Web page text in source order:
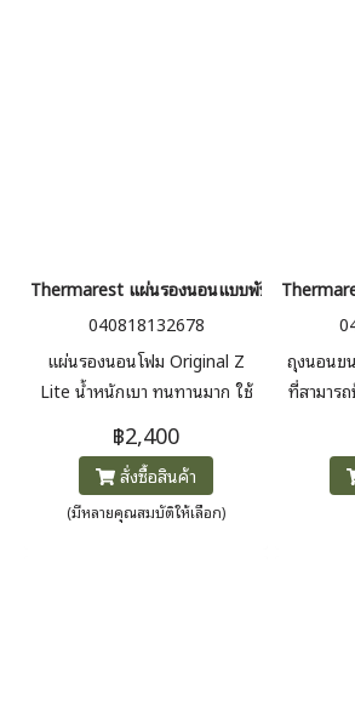
Thermarest แผ่นรองนอนแบบพับ Z-Lite Sol
040818132678
แผ่นรองนอนโฟม Original Z
Lite น้ำหนักเบา ทนทานมาก ใช้
ThermaCapture ช่วยสะท้อน
ความร้อน
฿2,400
สั่งซื้อสินค้า
(มีหลายคุณสมบัติให้เลือก)
ถุงนอนข
ที่สามาร
พาวเวอ